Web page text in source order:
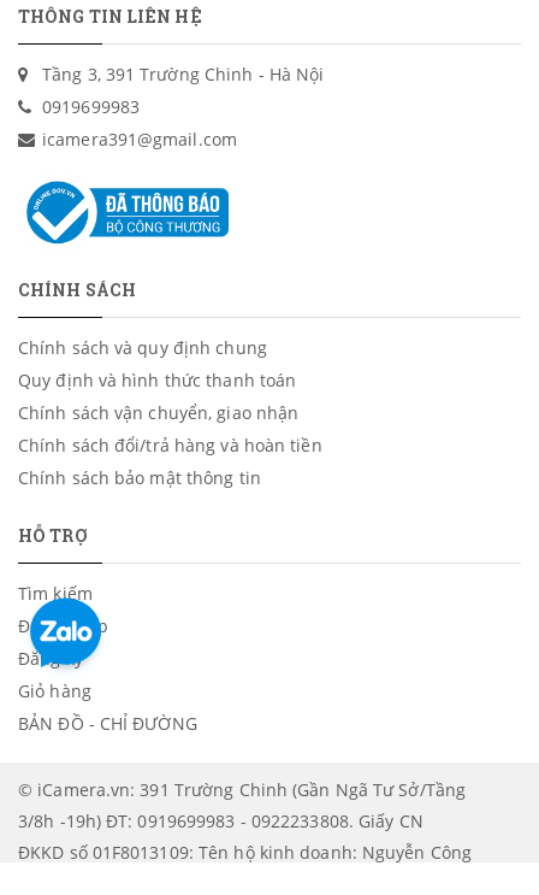
THÔNG TIN LIÊN HỆ
Tầng 3, 391 Trường Chinh - Hà Nội
0919699983
icamera391@gmail.com
CHÍNH SÁCH
Chính sách và quy định chung
Quy định và hình thức thanh toán
Chính sách vận chuyển, giao nhận
Chính sách đổi/trả hàng và hoàn tiền
Chính sách bảo mật thông tin
HỖ TRỢ
Tìm kiếm
Đăng nhập
Đăng ký
Giỏ hàng
BẢN ĐỒ - CHỈ ĐƯỜNG
© iCamera.vn: 391 Trường Chinh (Gần Ngã Tư Sở/Tầng
3/8h -19h) ĐT: 0919699983 - 0922233808. Giấy CN
ĐKKD số 01F8013109: Tên hộ kinh doanh: Nguyễn Công